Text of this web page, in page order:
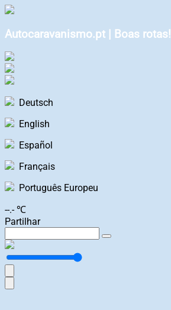
Autocaravanismo.pt | Boas rotas!
Deutsch
English
Español
Français
Português Europeu
--.- ℃
Partilhar